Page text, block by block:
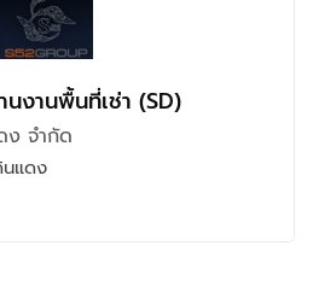
งานพื้นที่เช่า (SD)
จำกัด
นแดง